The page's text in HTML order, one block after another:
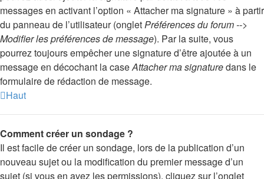
messages en activant l’option « Attacher ma signature » à partir
du panneau de l’utilisateur (ongletPréférences du forum -->
Modifier les préférences de message). Par la suite, vous
pourrez toujours empêcher une signature d’être ajoutée à un
message en décochant la caseAttacher ma signaturedans le
formulaire de rédaction de message.
Haut
Comment créer un sondage ?
Il est facile de créer un sondage, lors de la publication d’un
nouveau sujet ou la modification du premier message d’un
sujet (si vous en avez les permissions), cliquez sur l’onglet